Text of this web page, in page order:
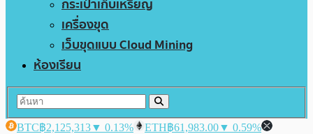
กระเป๋าเก็บเหรียญ
เครื่องขุด
เว็บขุดแบบ Cloud Mining
ห้องเรียน
BTC฿2,125,313▼ 0.13% ETH฿61,983.00▼ 0.59%